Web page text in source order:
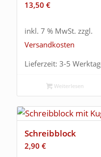
13,50 €
inkl. 7 % MwSt. zzgl.
Versandkosten
Lieferzeit: 3-5
Weiterlesen
Schreibblock
2,90 €